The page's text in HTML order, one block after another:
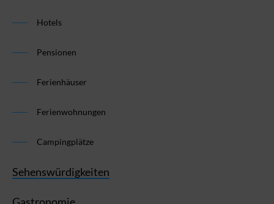
Hotels
Pensionen
Ferienhäuser
Ferienwohnungen
Campingplätze
Sehenswürdigkeiten
Gastronomie